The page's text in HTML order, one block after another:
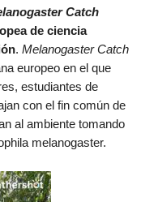
Catch
de ciencia
. Melanogaster Catch
europeo en el que
estudiantes de
con el fin común de
al ambiente tomando
melanogaster.